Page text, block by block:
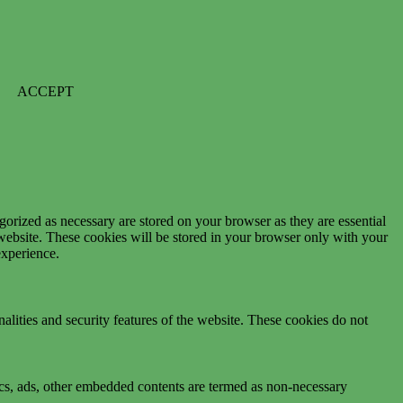
ACCEPT
as necessary are stored on your browser as they are essential
These cookies will be stored in your browser only with your
and security features of the website. These cookies do not
other embedded contents are termed as non-necessary